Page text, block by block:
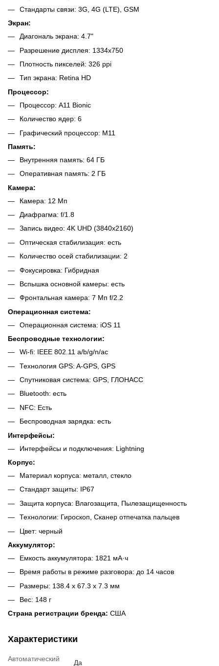
Стандарты связи: 3G, 4G (LTE), GSM
Экран:
Диагональ экрана: 4.7"
Разрешение дисплея: 1334x750
Плотность пикселей: 326 ppi
Тип экрана: Retina HD
Процессор:
Процессор: A11 Bionic
Количество ядер: 6
Графический процессор: M11
Память:
Внутренняя память: 64 ГБ
Оперативная память: 2 ГБ
Камера:
Камера: 12 Мп
Диафрагма: f/1.8
Запись видео: 4K UHD (3840x2160)
Оптическая стабилизация: есть
Количество осей стабилизации: 2
Фокусировка: Гибридная
Вспышка основной камеры: есть
Фронтальная камера: 7 Мп f/2.2
Операционная система:
Операционная система: iOS 11
Беспроводные технологии:
Wi-fi: IEEE 802.11 a/b/g/n/ac
Технология GPS: A-GPS, GPS
Спутниковая система: GPS, ГЛОНАСС
Bluetooth: есть
NFC: Есть
Беспроводная зарядка: есть
Интерфейсы:
Интерфейсы и подключения: Lightning
Корпус:
Материал корпуса: металл, стекло
Стандарт защиты: IP67
Защита корпуса: Влагозащита, Пылезащищенность
Технологии: Гироскоп, Сканер отпечатка пальцев
Цвет: черный
Аккумулятор:
Емкость аккумулятора: 1821 мА·ч
Время работы в режиме разговора: до 14 часов
Размеры: 138.4 х 67.3 х 7.3 мм
Вес: 148 г
Страна регистрации бренда: США
Характеристики
Автоматический
Да